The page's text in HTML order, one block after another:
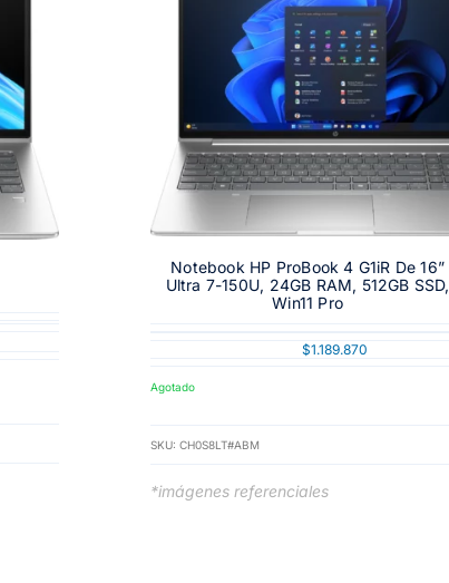
Notebook HP ProBook 4 G1iR De 16”
Ultra 7-150U, 24GB RAM, 512GB SSD,
Win11 Pro
$1.189.870
Agotado
SKU:CH0S8LT#ABM
*imágenes referenciales